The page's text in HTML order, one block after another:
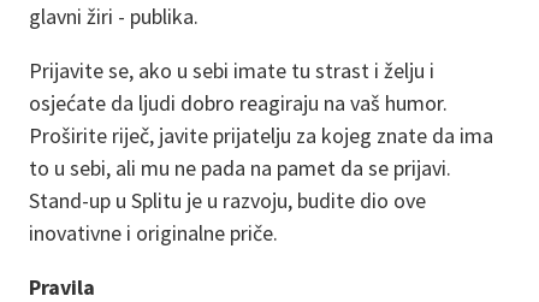
glavni žiri - publika.
Prijavite se, ako u sebi imate tu strast i želju i
osjećate da ljudi dobro reagiraju na vaš humor.
Proširite riječ, javite prijatelju za kojeg znate da ima
to u sebi, ali mu ne pada na pamet da se prijavi.
Stand-up u Splitu je u razvoju, budite dio ove
inovativne i originalne priče.
Pravila